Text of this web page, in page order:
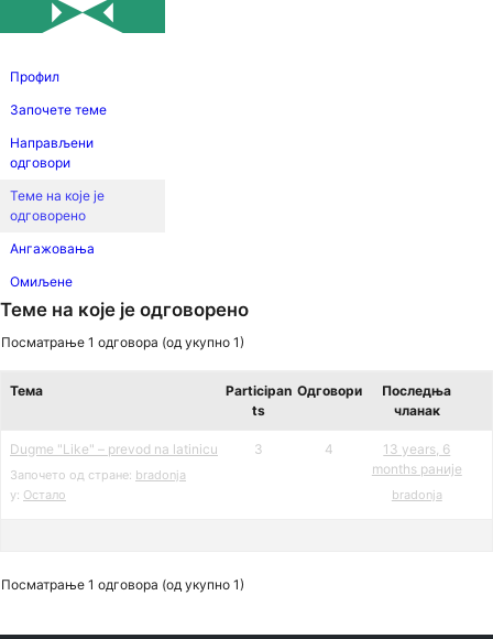
Профил
Започете теме
Направљени
одговори
Теме на које је
одговорено
Ангажовања
Омиљене
Теме на које је одговорено
Посматрање 1 одговора (од укупно 1)
Тема
Participan
ts
Одговори
Последња
чланак
Dugme "Like" – prevod na latinicu
Започето од стране: bradonja
у: Остало
3 4
13 years, 6
months раније
bradonja
Посматрање 1 одговора (од укупно 1)